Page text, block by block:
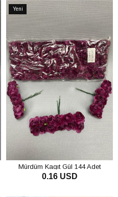
Yeni
Ürün
Mürdüm Kagıt Gül 144 Adet
0.16 USD